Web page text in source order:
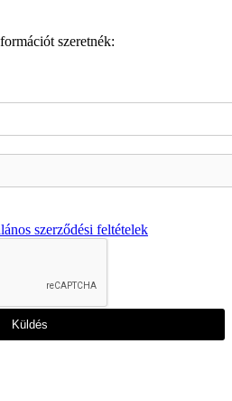
szeretnék:
szerződési feltételek
Küldés